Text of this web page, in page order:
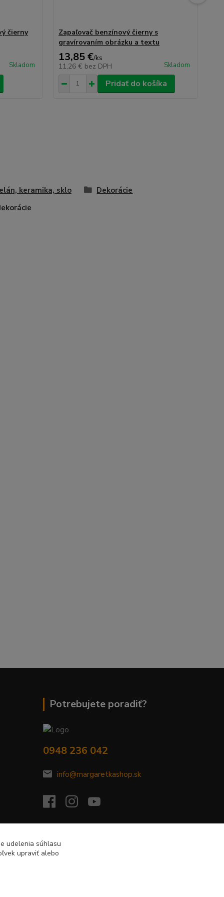
čierny
Skladom
Zapaľovač benzínový čierny s
gravírovaním obrázku a textu
13,85 €/ks
11,26 € bez DPH Skladom
Pridať do košíka
keramika, sklo
Dekorácie
Potrebujete poradiť?
0948 236 042
info@margaretkashop.sk
udelenia súhlasu
upraviť alebo